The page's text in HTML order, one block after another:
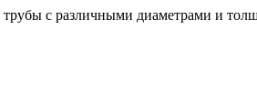
с различными диаметрами и